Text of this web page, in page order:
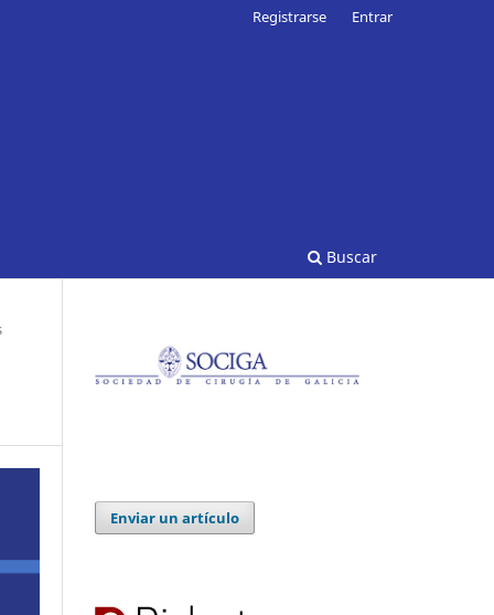
Buscar
Registrarse Entrar
Enviar un artículo